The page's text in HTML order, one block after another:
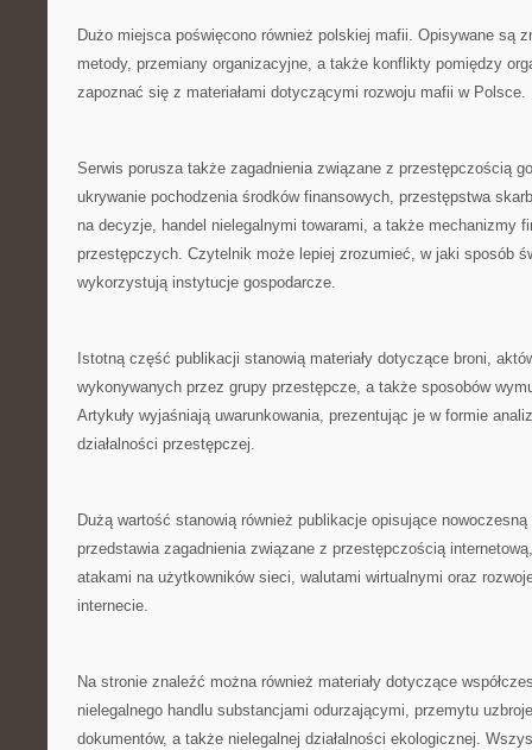
Dużo miejsca poświęcono również polskiej mafii. Opisywane są
metody, przemiany organizacyjne, a także konflikty pomiędzy
zapoznać się z materiałami dotyczącymi rozwoju mafii w Polsce.
Serwis porusza także zagadnienia związane z przestępczością
ukrywanie pochodzenia środków finansowych, przestępstwa
na decyzje, handel nielegalnymi towarami, a także mechanizmy
przestępczych. Czytelnik może lepiej zrozumieć, w jaki sposób
wykorzystują instytucje gospodarcze.
Istotną część publikacji stanowią materiały dotyczące broni,
wykonywanych przez grupy przestępcze, a także sposobów
Artykuły wyjaśniają uwarunkowania, prezentując je w formie
działalności przestępczej.
Dużą wartość stanowią również publikacje opisujące
przedstawia zagadnienia związane z przestępczością
atakami na użytkowników sieci, walutami wirtualnymi oraz
internecie.
Na stronie znaleźć można również materiały dotyczące
nielegalnego handlu substancjami odurzającymi, przemytu
dokumentów, a także nielegalnej działalności ekologicznej.